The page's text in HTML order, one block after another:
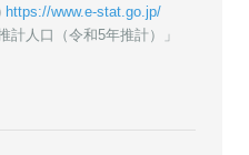
https://www.e-stat.go.jp/
計人口（令和5年推計）」